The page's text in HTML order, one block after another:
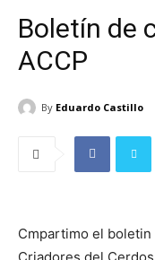
Boletín de
ACCP
By Eduardo Castillo
Cmpartimo el